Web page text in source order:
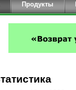
Продукты